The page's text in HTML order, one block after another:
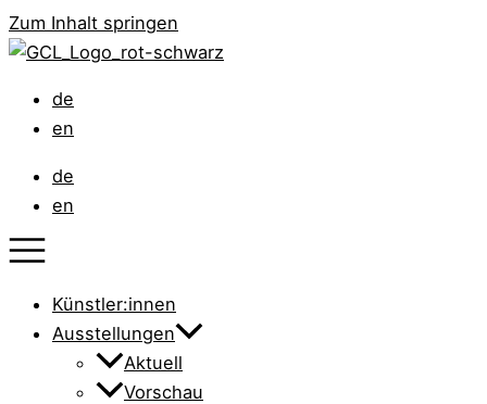
Zum Inhalt springen
de
en
de
en
Künstler:innen
Ausstellungen
Aktuell
Vorschau